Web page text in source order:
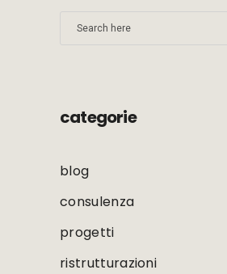
categorie
blog
consulenza
progetti
ristrutturazioni